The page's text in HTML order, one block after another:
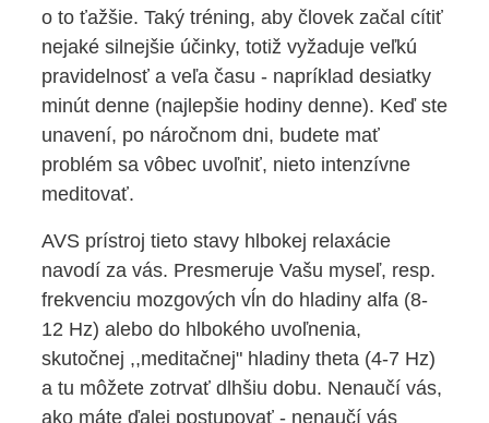
o to ťažšie. Taký tréning, aby človek začal cítiť
nejaké silnejšie účinky, totiž vyžaduje veľkú
pravidelnosť a veľa času - napríklad desiatky
minút denne (najlepšie hodiny denne). Keď ste
unavení, po náročnom dni, budete mať
problém sa vôbec uvoľniť, nieto intenzívne
meditovať.
AVS prístroj tieto stavy hlbokej relaxácie
navodí za vás. Presmeruje Vašu myseľ, resp.
frekvenciu mozgových vĺn do hladiny alfa (8-
12 Hz) alebo do hlbokého uvoľnenia,
skutočnej ,,meditačnej" hladiny theta (4-7 Hz)
a tu môžete zotrvať dlhšiu dobu. Nenaučí vás,
ako máte ďalej postupovať - ​​nenaučí vás